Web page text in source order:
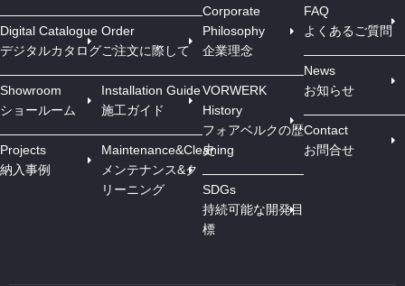
Digital Catalogue
デジタルカタログ
Showroom
ショールーム
Projects
納入事例
Order
ご注文に際して
Installation Guide
施工ガイド
Maintenance&Cleaning
メンテナンス&ク
リーニング
Corporate
Philosophy
企業理念
VORWERK
History
フォアベルクの歴
史
SDGs
持続可能な開発目
標
FAQ
よくあるご質問
News
お知らせ
Contact
お問合せ